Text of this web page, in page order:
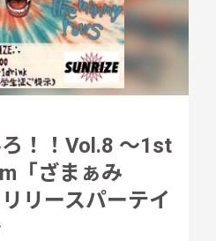
！！Vol.8 ～1st
「ざまぁみ
リースパーテイ